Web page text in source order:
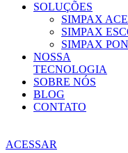
SOLUÇÕES
SIMPAX
SIMPAX
SIMPAX
NOSSA
TECNOLOGIA
SOBRE NÓS
BLOG
CONTATO
ACESSAR